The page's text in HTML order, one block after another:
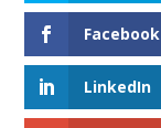
Facebook
LinkedIn